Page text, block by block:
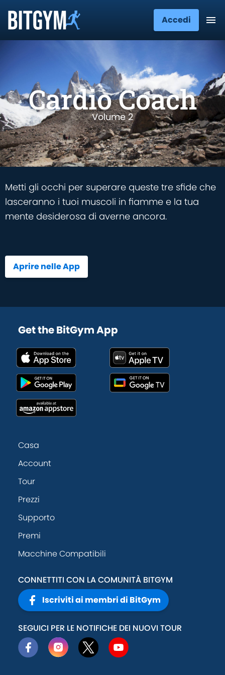
Accedi
Cardio Coach
Volume 2
Metti gli occhi per superare queste tre sfide che
lasceranno i tuoi muscoli in fiamme e la tua
mente desiderosa di averne ancora.
Aprire nelle App
Get the BitGym App
Casa
Account
Tour
Prezzi
Supporto
Premi
Macchine Compatibili
CONNETTITI CON LA COMUNITÀ BITGYM
Iscriviti ai membri di BitGym
SEGUICI PER LE NOTIFICHE DEI NUOVI TOUR